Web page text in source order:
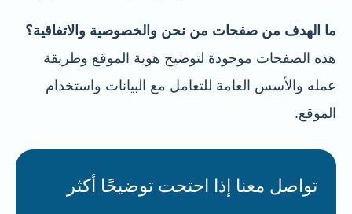
ما الهدف من صفحات من نحن والخصوصية والاتفاقية؟
هذه الصفحات موجودة لتوضيح هوية الموقع وطريقة
عمله والأسس العامة للتعامل مع البيانات واستخدام
الموقع.
تواصل معنا إذا احتجت توضيحًا أكثر